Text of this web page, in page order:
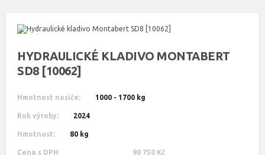
HYDRAULICKÉ KLADIVO MONTABERT
SD8 [10062]
Hmotnost nosiče: 1000 - 1700 kg
Rok výroby: 2024
Hmotnost: 80 kg
Cena s DPH 90 750 Kč